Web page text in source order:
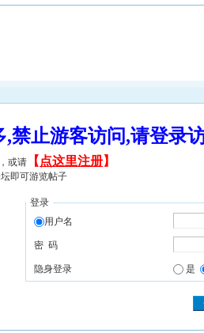
,禁止游客访问,请登
或请 【 点这里注册】
即可游览帖子
登录
用户名
密 码
隐身登录 是